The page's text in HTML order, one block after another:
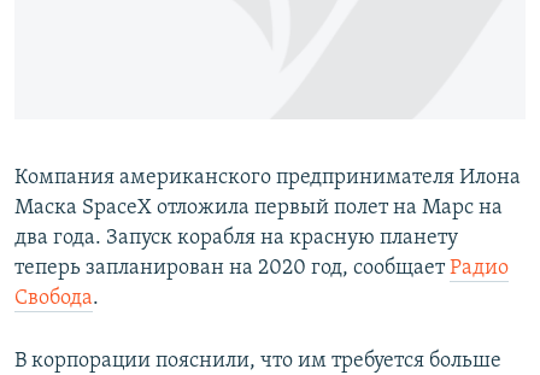
Все сайты RFE/RL
Компания американского предпринимателя Илона
Маска SpaceX отложила первый полет на Марс на
два года. Запуск корабля на красную планету
теперь запланирован на 2020 год, сообщаетРадио
Свобода.
В корпорации пояснили, что им требуется больше